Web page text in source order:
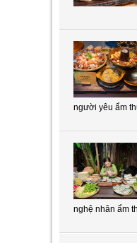
người yêu ẩm
nghệ nhân ẩm